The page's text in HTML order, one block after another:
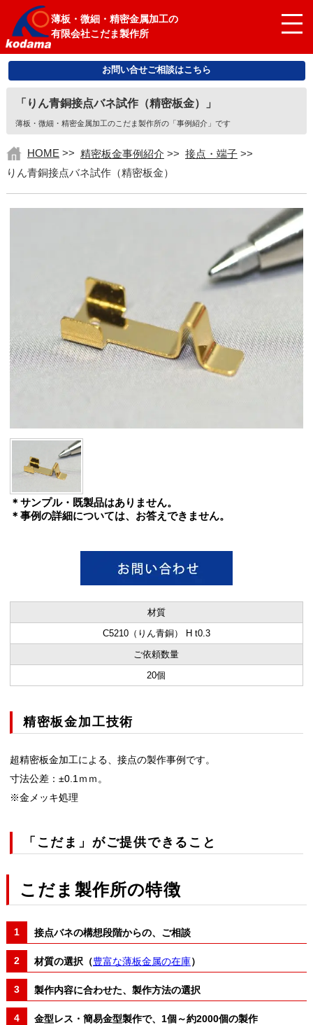
薄板・微細・精密金属加工の
有限会社こだま製作所
お問い合せご相談はこちら
「りん青銅接点バネ試作（精密板金）」
薄板・微細・精密金属加工のこだま製作所の「事例紹介」です
HOME >> 精密板金事例紹介 >> 接点・端子>>
りん青銅接点バネ試作（精密板金）
＊サンプル・既製品はありません。
＊事例の詳細については、お答えできません。
材質
C5210（りん青銅） H t0.3
ご依頼数量
20個
精密板金加工技術
超精密板金加工による、接点の製作事例です。
寸法公差：±0.1ｍｍ。
※金メッキ処理
「こだま」がご提供できること
こだま製作所の特徴
接点バネの構想段階からの、ご相談
材質の選択（豊富な薄板金属の在庫）
製作内容に合わせた、製作方法の選択
金型レス・簡易金型製作で、1個～約2000個の製作